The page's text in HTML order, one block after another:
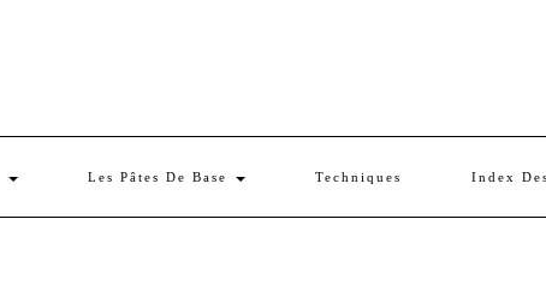
Les Pâtes De Base Techniques Index